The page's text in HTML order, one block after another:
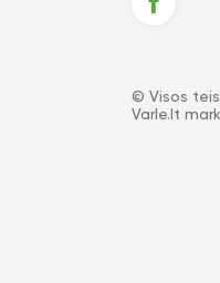
© Visos
Varle.lt